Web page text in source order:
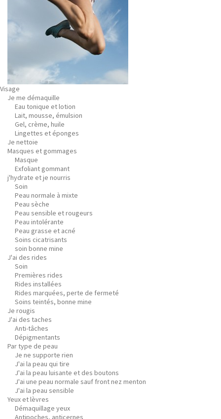
Visage
Je me démaquille
Eau tonique et lotion
Lait, mousse, émulsion
Gel, crème, huile
Lingettes et éponges
Je nettoie
Masques et gommages
Masque
Exfoliant gommant
j'hydrate et je nourris
Soin
Peau normale à mixte
Peau sèche
Peau sensible et rougeurs
Peau intolérante
Peau grasse et acné
Soins cicatrisants
soin bonne mine
J'ai des rides
Soin
Premières rides
Rides installées
Rides marquées, perte de fermeté
Soins teintés, bonne mine
Je rougis
J'ai des taches
Anti-tâches
Dépigmentants
Par type de peau
Je ne supporte rien
J'ai la peau qui tire
J'ai la peau luisante et des boutons
J'ai une peau normale sauf front nez menton
J'ai la peau sensible
Yeux et lèvres
Démaquillage yeux
Antipoches, anticernes